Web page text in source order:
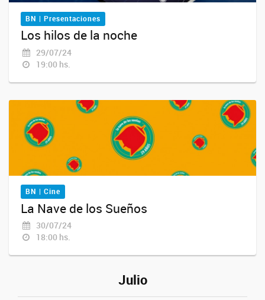
BN | Presentaciones
Los hilos de la noche
29/07/24
19:00 hs.
BN | Cine
La Nave de los Sueños
30/07/24
18:00 hs.
Julio